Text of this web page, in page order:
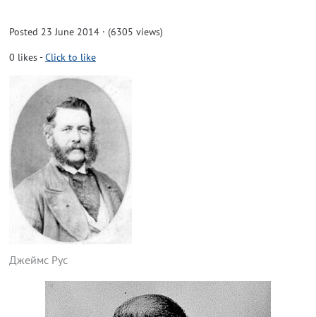
Posted 23 June 2014 · (6305 views)
0 likes-Click to like
Джеймс Рус